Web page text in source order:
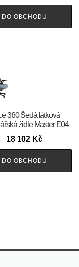
DO OBCHODU
360 Šedá látková
židle Master E04
18 102 Kč
DO OBCHODU